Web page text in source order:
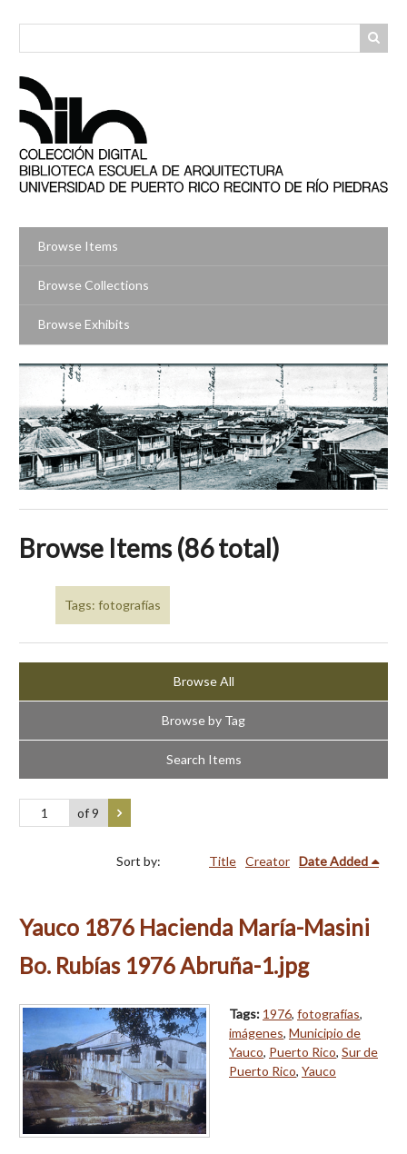
Browse Items
Browse Collections
Browse Exhibits
Browse Items (86 total)
Tags: fotografías
Browse All
Browse by Tag
Search Items
of 9
Sort by: Title Creator Date Added
Yauco 1876 Hacienda María-Masini
Bo. Rubías 1976 Abruña-1.jpg
Tags: 1976, fotografías,
imágenes, Municipio de
Yauco, Puerto Rico, Sur de
Puerto Rico, Yauco